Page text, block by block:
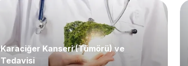
Karaciğer Kanseri (Tümörü) ve
Tedavisi